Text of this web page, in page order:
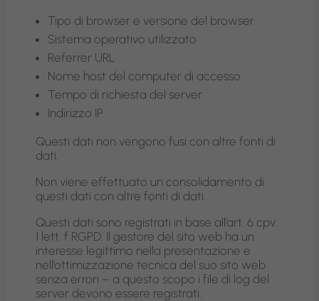
Tipo di browser e versione del browser
Sistema operativo utilizzato
Referrer URL
Nome host del computer di accesso
Tempo di richiesta del server
Indirizzo IP
Questi dati non vengono fusi con altre fonti di
dati.
Non viene effettuato un consolidamento di
questi dati con altre fonti di dati.
Questi dati sono registrati in base all’art. 6 cpv.
1 lett. f RGPD. Il gestore del sito web ha un
interesse legittimo nella presentazione e
nell’ottimizzazione tecnica del suo sito web
senza errori – a questo scopo i file di log del
server devono essere registrati.